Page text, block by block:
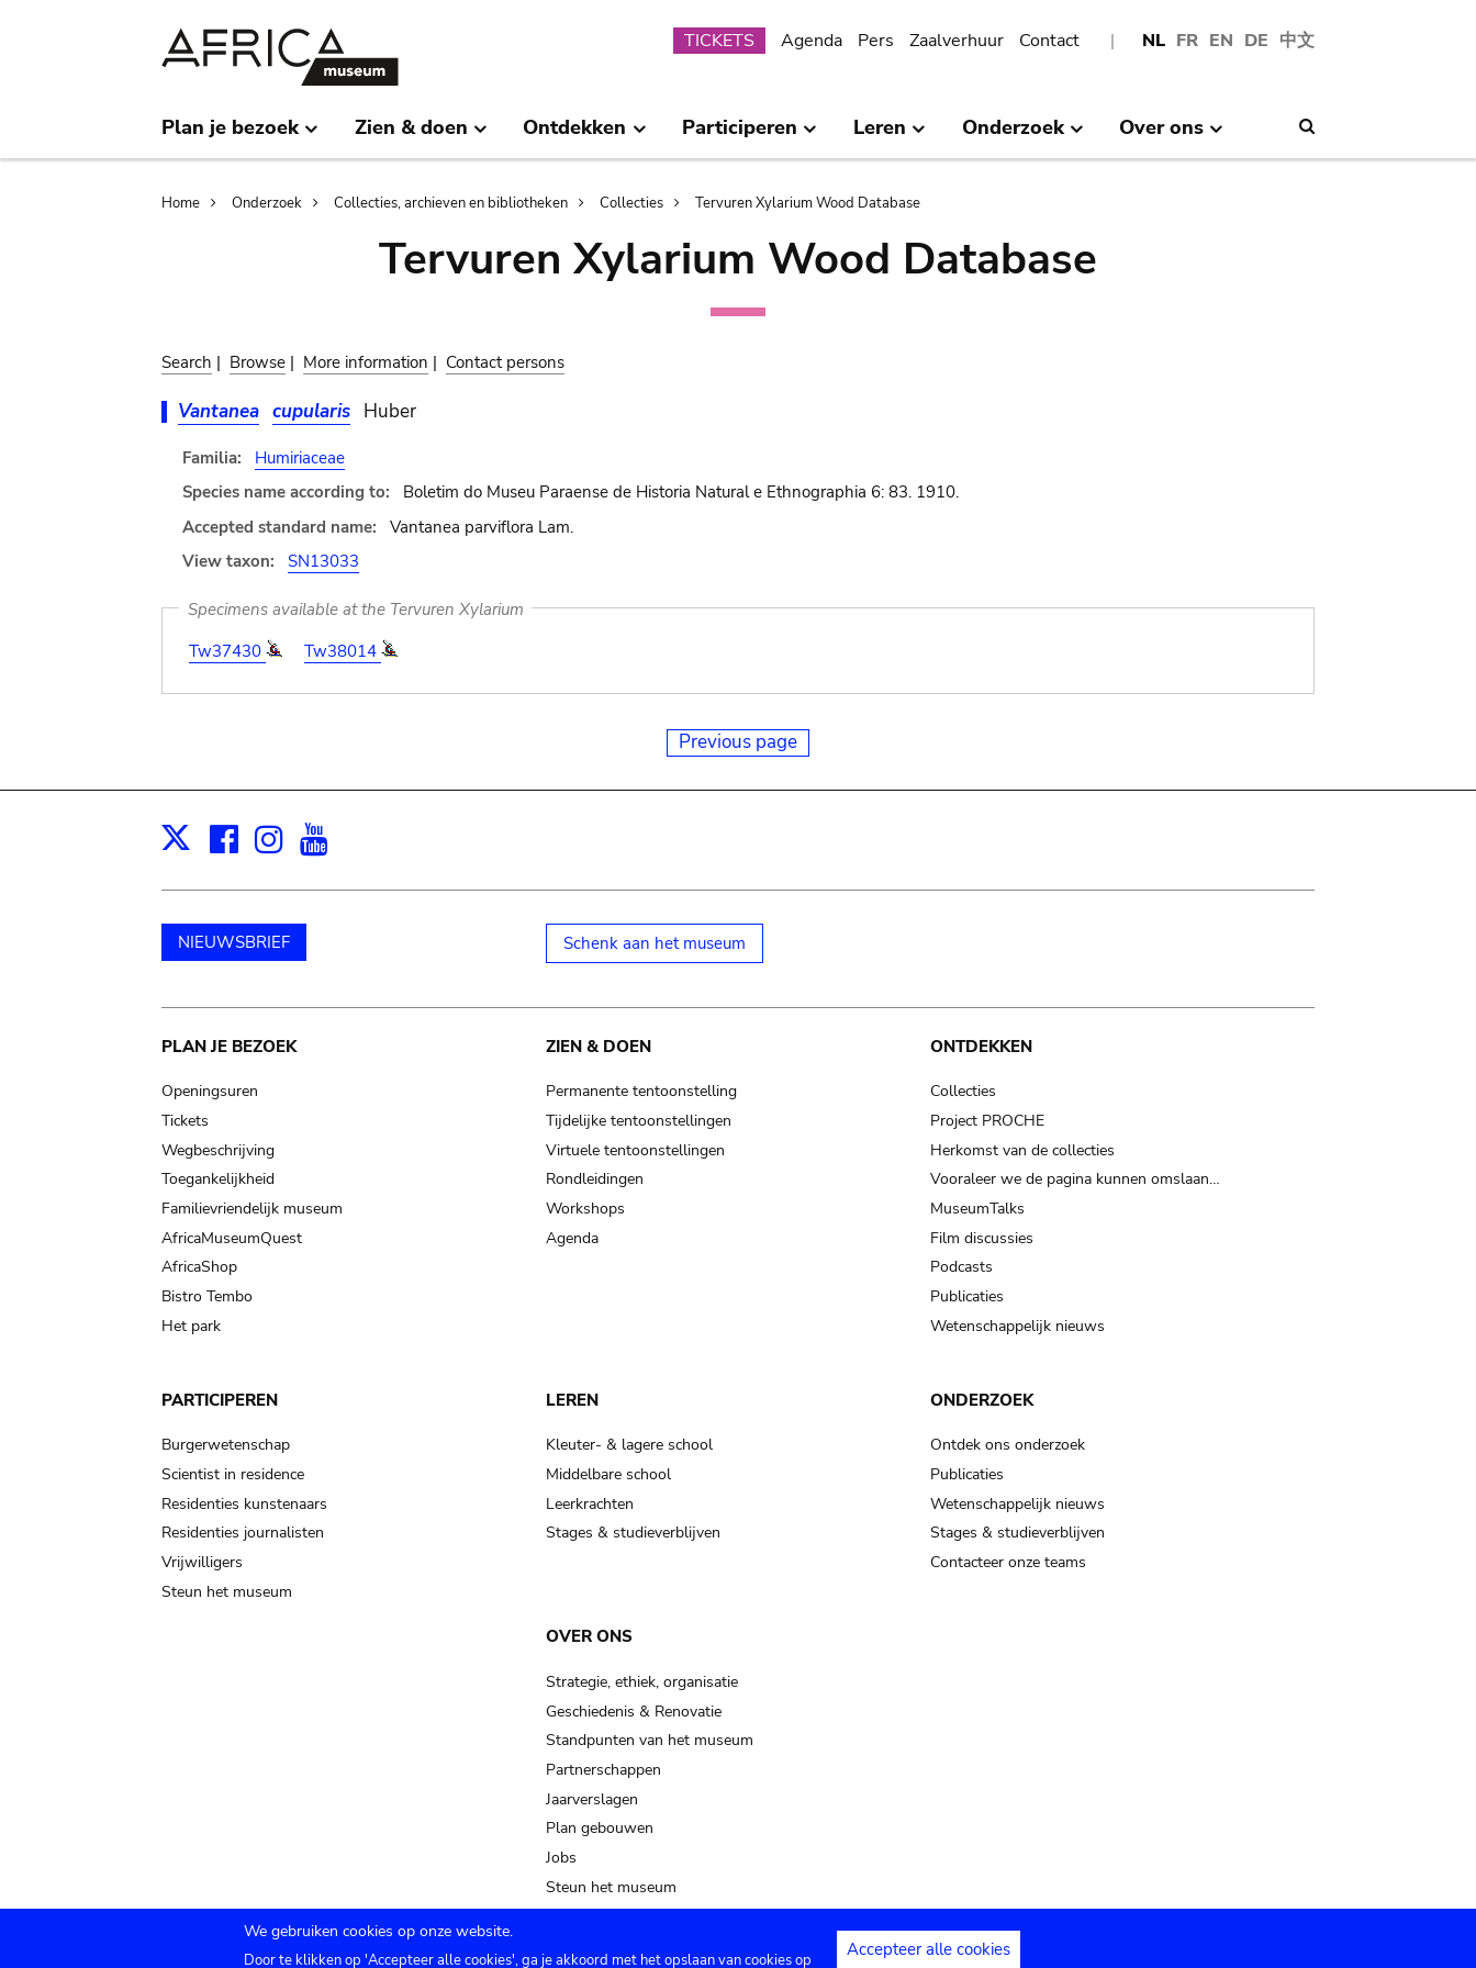
NL FR EN DE 中文
Submenu
TICKETS Agenda Pers Zaalverhuur Contact
Plan je bezoek Zien & doen Ontdekken Participeren Leren Onderzoek Over ons
Breadcrumb
Home Onderzoek Collecties, archieven en bibliotheken Collecties Tervuren Xylarium Wood Database
Tervuren Xylarium Wood Database
Search | Browse | More information | Contact persons
Vantanea cupularis Huber
Familia:
Humiriaceae
Species name according to:
Boletim do Museu Paraense de Historia Natural e Ethnographia 6: 83. 1910.
Accepted standard name:
Vantanea parviflora Lam.
View taxon:
SN13033
Specimens available at the Tervuren Xylarium
Tw37430
Tw38014
Previous page
X Facebook
Instagram
NIEUWSBRIEF Schenk aan het museum
Main
navigation
PLAN JE BEZOEK
Openingsuren
Tickets
Wegbeschrijving
Toegankelijkheid
Familievriendelijk museum
AfricaMuseumQuest
AfricaShop
Bistro Tembo
Het park
ZIEN & DOEN
Permanente tentoonstelling
Tijdelijke tentoonstellingen
Virtuele tentoonstellingen
Rondleidingen
Workshops
Agenda
ONTDEKKEN
Collecties
Project PROCHE
Herkomst van de collecties
Vooraleer we de pagina kunnen omslaan…
MuseumTalks
Film discussies
Podcasts
Publicaties
Wetenschappelijk nieuws
PARTICIPEREN
Burgerwetenschap
Scientist in residence
Residenties kunstenaars
Residenties journalisten
Vrijwilligers
Steun het museum
LEREN
Kleuter- & lagere school
Middelbare school
Leerkrachten
Stages & studieverblijven
ONDERZOEK
Ontdek ons onderzoek
Publicaties
Wetenschappelijk nieuws
Stages & studieverblijven
Contacteer onze teams
OVER ONS
Strategie, ethiek, organisatie
Geschiedenis & Renovatie
Standpunten van het museum
Partnerschappen
Jaarverslagen
Plan gebouwen
Jobs
Steun het museum
We gebruiken cookies op onze website.
Door te klikken op 'Accepteer alle cookies', ga je akkoord met het opslaan van cookies op Accepteer alle cookies